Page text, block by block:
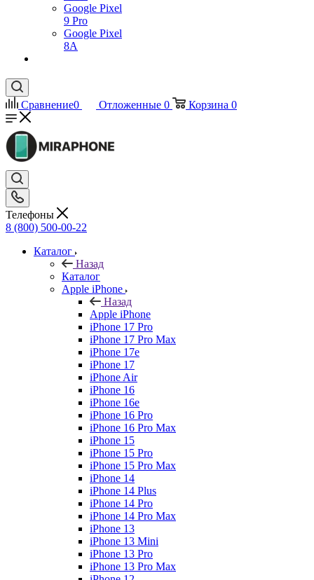
Google Pixel
9 Pro
Google Pixel
8A
Сравнение0 Отложенные 0 Корзина 0
Телефоны
8 (800) 500-00-22
Каталог
Назад
Каталог
Apple iPhone
Назад
Apple iPhone
iPhone 17 Pro
iPhone 17 Pro Max
iPhone 17e
iPhone 17
iPhone Air
iPhone 16
iPhone 16e
iPhone 16 Pro
iPhone 16 Pro Max
iPhone 15
iPhone 15 Pro
iPhone 15 Pro Max
iPhone 14
iPhone 14 Plus
iPhone 14 Pro
iPhone 14 Pro Max
iPhone 13
iPhone 13 Mini
iPhone 13 Pro
iPhone 13 Pro Max